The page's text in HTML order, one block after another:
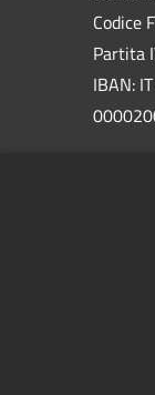
Codice
Partita
IBAN: